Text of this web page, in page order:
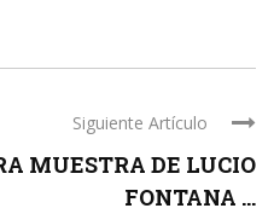
Siguiente Artículo
MUESTRA DE LUCIO
FONTANA ...